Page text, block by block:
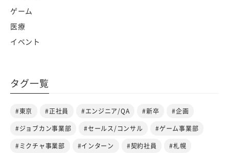
ゲーム
医療
イベント
タグ一覧
#東京 #正社員 #エンジニア/QA #新卒 #企画
#ジョブカン事業部 #セールス/コンサル #ゲーム事業部
#ミクチャ事業部 #インターン #契約社員 #札幌